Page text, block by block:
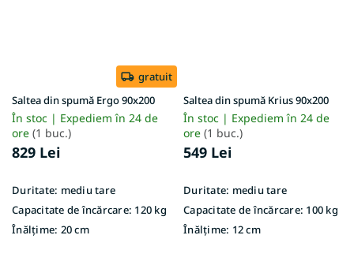
gratuit
Saltea din spumă Ergo 90x200
În stoc | Expediem în 24 de
ore (1 buc.)
829 Lei
Duritate: mediu tare
Capacitate de încărcare: 120 kg
Înălțime: 20 cm
Saltea din spumă Krius 90x200
În stoc | Expediem în 24 de
ore (1 buc.)
549 Lei
Duritate: mediu tare
Capacitate de încărcare: 100 kg
Înălțime: 12 cm